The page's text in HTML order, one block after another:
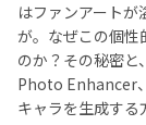
はファンアート
が。なぜこの個性
のか？その秘密
Photo Enhancer
キャラを生成する